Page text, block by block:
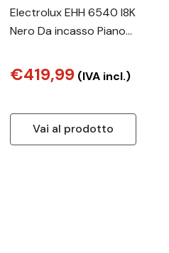
Electrolux EHH 6540 I8K
Nero Da incasso Piano
Fornello(i)
€419,99 (IVA incl.)
Vai al prodotto